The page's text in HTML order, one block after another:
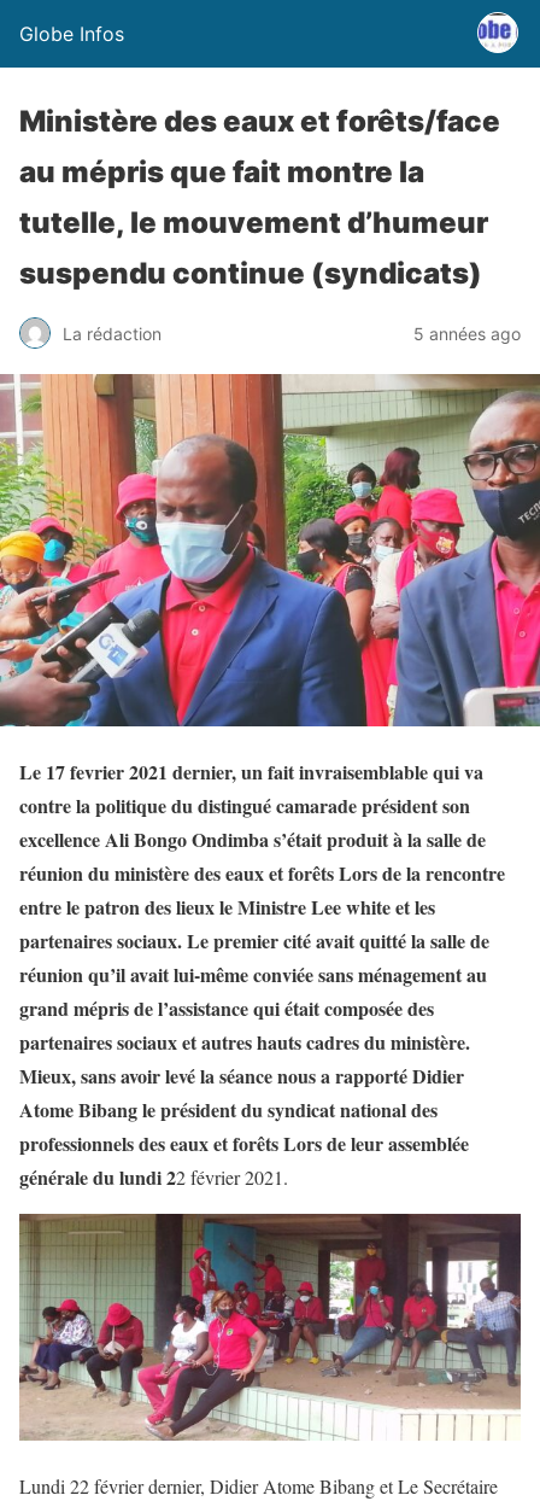
Globe Infos
Ministère des eaux et forêts/face
au mépris que fait montre la
tutelle, le mouvement d’humeur
suspendu continue (syndicats)
La rédaction 5 années ago
Le 17 fevrier 2021 dernier, un fait invraisemblable qui va
contre la politique du distingué camarade président son
excellence Ali Bongo Ondimba s’était produit à la salle de
réunion du ministère des eaux et forêts Lors de la rencontre
entre le patron des lieux le Ministre Lee white et les
partenaires sociaux. Le premier cité avait quitté la salle de
réunion qu’il avait lui-même conviée sans ménagement au
grand mépris de l’assistance qui était composée des
partenaires sociaux et autres hauts cadres du ministère.
Mieux, sans avoir levé la séance nous a rapporté Didier
Atome Bibang le président du syndicat national des
professionnels des eaux et forêts Lors de leur assemblée
générale du lundi 22 février 2021.
Lundi 22 février dernier, Didier Atome Bibang et Le Secrétaire